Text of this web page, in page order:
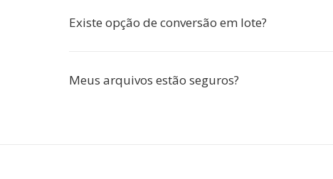
Existe opção de conversão em lote?
Meus arquivos estão seguros?